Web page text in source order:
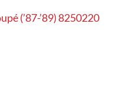
(’87-’89) 8250220